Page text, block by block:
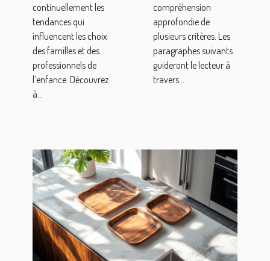
continuellement les
tendances qui
influencent les choix
des familles et des
professionnels de
l’enfance. Découvrez
à...
compréhension
approfondie de
plusieurs critères. Les
paragraphes suivants
guideront le lecteur à
travers...